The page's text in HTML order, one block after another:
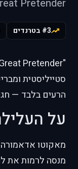
Pretender
#3 בטרנדים
סטייליסטית
הרעים בלבד —
על
מאקוטו
מנסה לרמות את